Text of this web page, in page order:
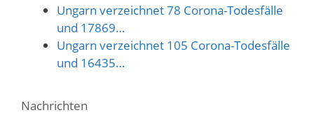
Ungarn verzeichnet 78 Corona-Todesfälle
und 17869…
Ungarn verzeichnet 105 Corona-Todesfälle
und 16435…
Kategorien
Nachrichten